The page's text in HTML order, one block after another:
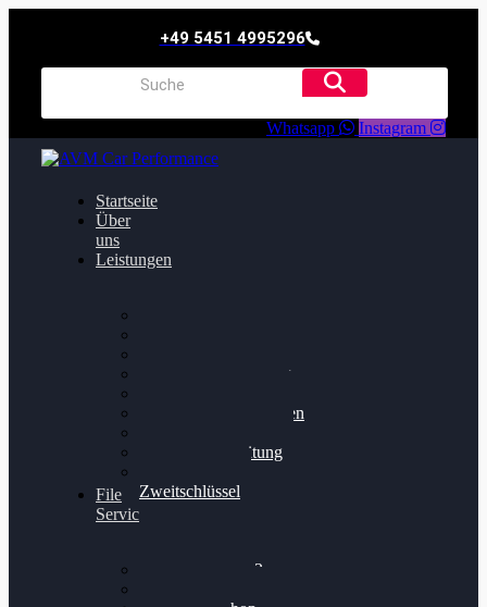
+49 5451 4995296
Whatsapp Instagram
Startseite
Über
uns
Leistungen
Getriebeoptimierung
Bremsscheiben planen
Felgenaufbereitung
Zweitschlüssel
File
Service
Alientech Kess3